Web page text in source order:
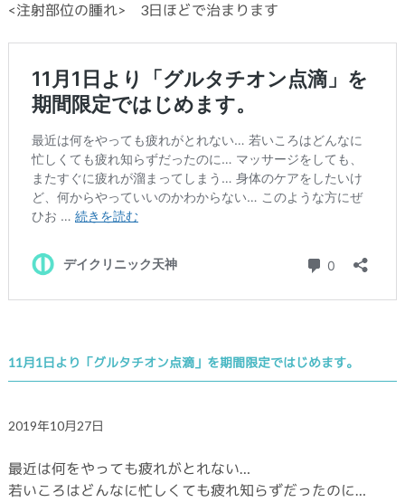
<注射部位の腫れ> 3日ほどで治まります
11月1日より「グルタチオン点滴」を期間限定ではじめます。
2019年10月27日
最近は何をやっても疲れがとれない…
若いころはどんなに忙しくても疲れ知らずだったのに…